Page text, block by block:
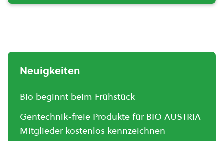
Neuigkeiten
Bio beginnt beim Frühstück
Gentechnik-freie Produkte für BIO AUSTRIA
Mitglieder kostenlos kennzeichnen